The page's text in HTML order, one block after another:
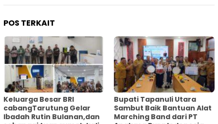
POS TERKAIT
Keluarga Besar BRI
cabangTarutung Gelar
Ibadah Rutin Bulanan,dan
Bupati Tapanuli Utara
Sambut Baik Bantuan Alat
Marching Band dari PT